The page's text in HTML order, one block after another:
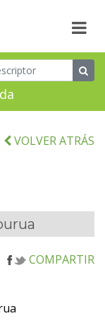
VOLVER ATRÁS
COMPARTIR